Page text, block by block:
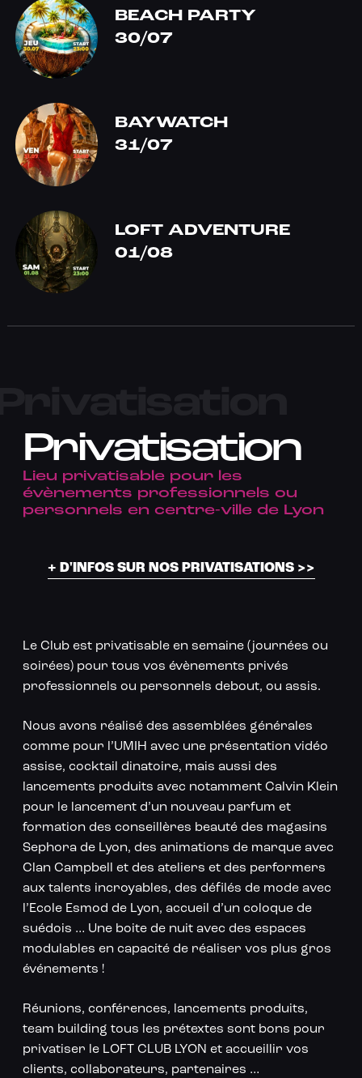
BEACH PARTY
30/07
BAYWATCH
31/07
LOFT ADVENTURE
01/08
Privatisation
Lieu privatisable pour les
évènements professionnels ou
personnels en centre-ville de Lyon
+ D'INFOS SUR NOS PRIVATISATIONS >>
Le Club est privatisable en semaine (journées ou
soirées) pour tous vos évènements privés
professionnels ou personnels debout, ou assis.
Nous avons réalisé des assemblées générales
comme pour l’UMIH avec une présentation vidéo
assise, cocktail dinatoire, mais aussi des
lancements produits avec notamment Calvin Klein
pour le lancement d’un nouveau parfum et
formation des conseillères beauté des magasins
Sephora de Lyon, des animations de marque avec
Clan Campbell et des ateliers et des performers
aux talents incroyables, des défilés de mode avec
l’Ecole Esmod de Lyon, accueil d’un coloque de
suédois … Une boite de nuit avec des espaces
modulables en capacité de réaliser vos plus gros
événements !
Réunions, conférences, lancements produits,
team building tous les prétextes sont bons pour
privatiser le LOFT CLUB LYON et accueillir vos
clients, collaborateurs, partenaires …